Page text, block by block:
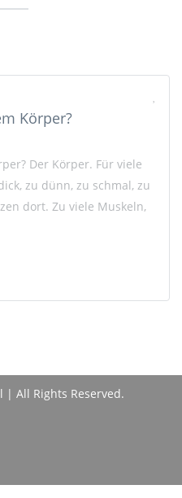
Körper?
Der Körper. Für viele
zu dünn, zu schmal, zu
dort. Zu viele Muskeln,
All Rights Reserved.